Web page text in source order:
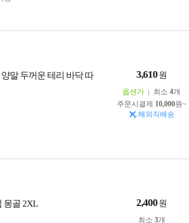
말 두꺼운 테리 바닥 따
3,610 원
옵션가 최소 4개
주문시결제 10,000원~
해외직배송
몽골 2XL 2,400 원
최소 3개